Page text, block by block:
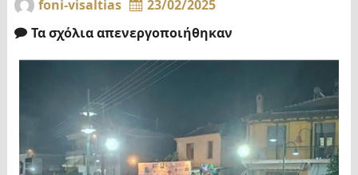
foni-visaltias
23/02/2025
Τα σχόλια απενεργοποιήθηκαν